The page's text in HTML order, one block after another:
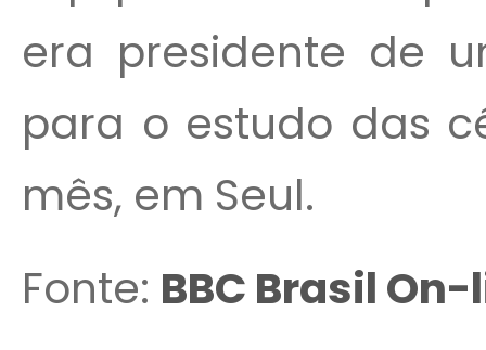
era presidente de
para o estudo das
mês, em Seul.
Fonte: BBC Brasil